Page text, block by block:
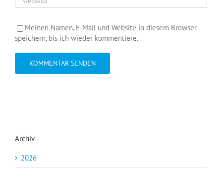
Meinen Namen, E-Mail und Website in diesem Browser
speichern, bis ich wieder kommentiere.
Archiv
2026